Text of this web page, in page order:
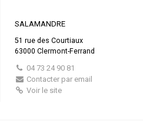
SALAMANDRE
51 rue des Courtiaux
63000 Clermont-Ferrand
04 73 24 90 81
Contacter par email
Voir le site